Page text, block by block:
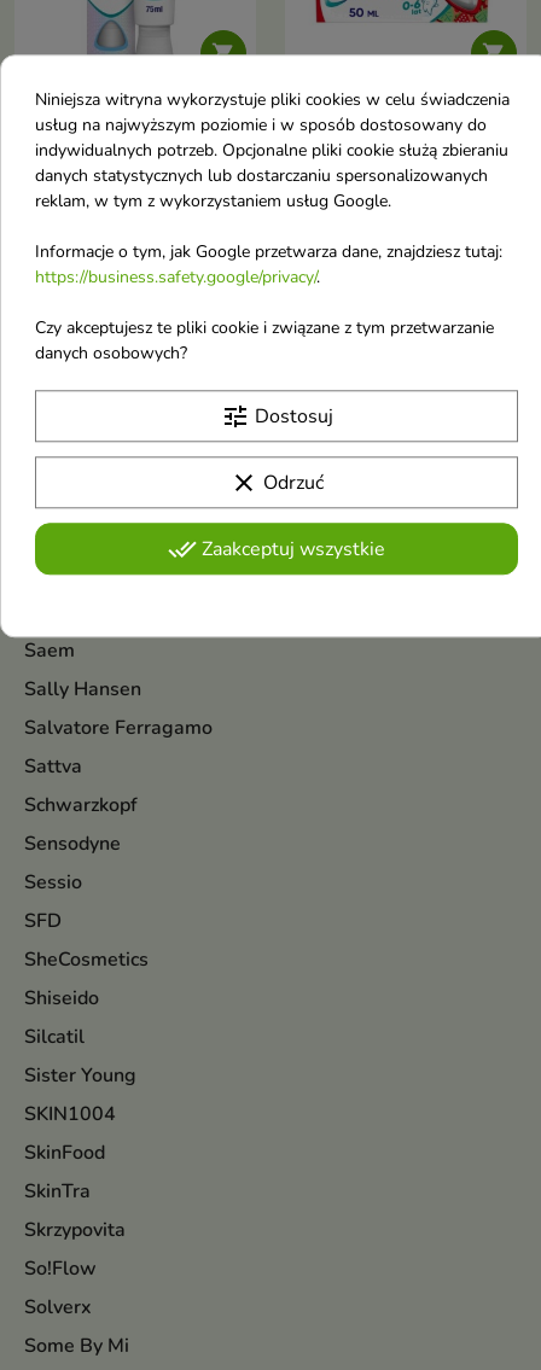
S.Nature
Shaishaishai
Skin & Lab
Saem
Sally Hansen
Salvatore Ferragamo
Sattva
Schwarzkopf
Sensodyne
Sessio
SFD
SheCosmetics
Shiseido
Silcatil
Sister Young
SKIN1004
SkinFood
SkinTra
Skrzypovita
So!Flow
Solverx
Some By Mi

Sensodyne Proglasur
Gentle Whitening
Pasta do zębów 75 ml
Pasta do zębów stworzona z
zębach
6,55 €

Sensodyne Proszkliwo
pasta do zębów dla
dzieci 0-6 lat 50 ml
Pasta do zębów dla dzieci
5,36 €
Pokazano 1-8 z 8 pozycji
Niniejsza witryna wykorzystuje pliki cookies w celu świadczenia
usług na najwyższym poziomie i w sposób dostosowany do
indywidualnych potrzeb. Opcjonalne pliki cookie służą zbieraniu
danych statystycznych lub dostarczaniu spersonalizowanych
reklam, w tym z wykorzystaniem usług Google.
Informacje o tym, jak Google przetwarza dane, znajdziesz tutaj:
https://business.safety.google/privacy/.
Czy akceptujesz te pliki cookie i związane z tym przetwarzanie
danych osobowych?
tune Dostosuj
clear Odrzuć
done_allZaakceptuj wszystkie